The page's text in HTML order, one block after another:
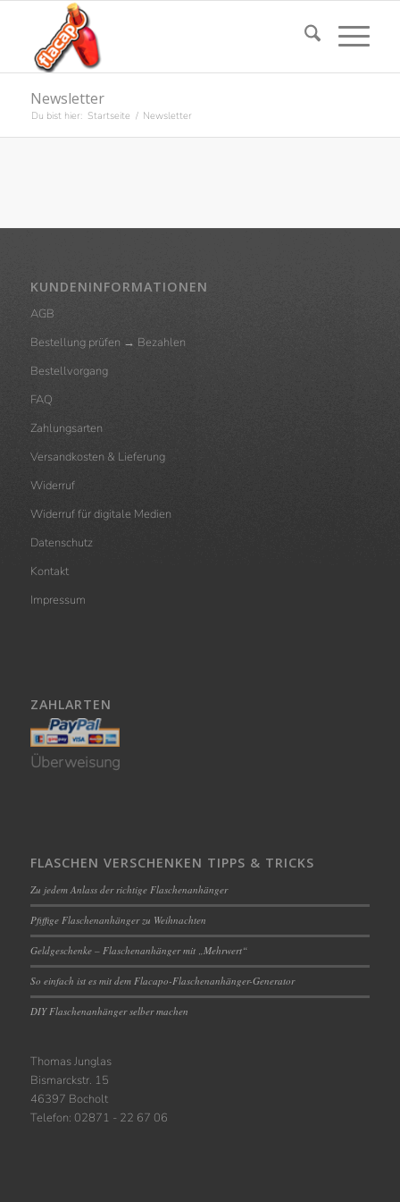
Newsletter
Du bist hier: Startseite / Newsletter
KUNDENINFORMATIONEN
AGB
Bestellung prüfen → Bezahlen
Bestellvorgang
FAQ
Zahlungsarten
Versandkosten & Lieferung
Widerruf
Widerruf für digitale Medien
Datenschutz
Kontakt
Impressum
ZAHLARTEN
Überweisung
FLASCHEN VERSCHENKEN TIPPS & TRICKS
Zu jedem Anlass der richtige Flaschenanhänger
Pfiffige Flaschenanhänger zu Weihnachten
Geldgeschenke – Flaschenanhänger mit „Mehrwert“
So einfach ist es mit dem Flacapo-Flaschenanhänger-Generator
DIY Flaschenanhänger selber machen
Thomas Junglas
Bismarckstr. 15
46397 Bocholt
Telefon: 02871 - 22 67 06